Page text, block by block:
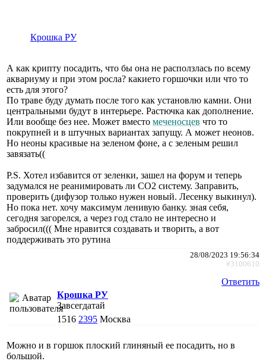
Крошка РУ
А как крипту посадить, что бы она не расползлась по всему
аквариуму и при этом росла? какието горшочки или что то
есть для этого?
По траве буду думать после того как установлю камни. Они
центральными будут в интерьере. Растючка как дополнение.
Или вообще без нее. Может вместо меченосцев что то
покрупней и в штучных вариантах запущу. А может неонов.
Но неоны красивые на зеленом фоне, а с зеленым решил
завязать((
P.S. Хотел избавится от зеленки, зашел на форум и теперь
задумался не реанимировать ли СО2 систему. Заправить,
проверить (дифузор только нужен новый. Лесенку выкинул).
Но пока нет. хочу максимум ленивую банку. зная себя,
сегодня загорелся, а через год стало не интересно и
забросил((( Мне нравится создавать и творить, а вот
поддерживать это рутина
28/08/2023 19:56:34
#3100610
Ответить
Крошка РУ
Завсегдатай
1516 2395 Москва
Можно и в горшок плоский глиняный ее посадить, но в
большой.